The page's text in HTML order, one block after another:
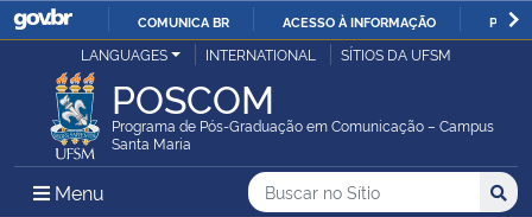
IR
PARA
O
COMUNICA BR ACESSO À INFORMAÇÃO
Ministério da Justiça e Segurança Pública
Ministério da Defesa
LANGUAGES INTERNATIONAL SÍTIOS DA UFSM
POSCOM
Programa de Pós-Graduação em Comunicação – Campus
Santa Maria
Menu Menu Principal do Sítio
Busca
Buscar no no Sítio
Busca: